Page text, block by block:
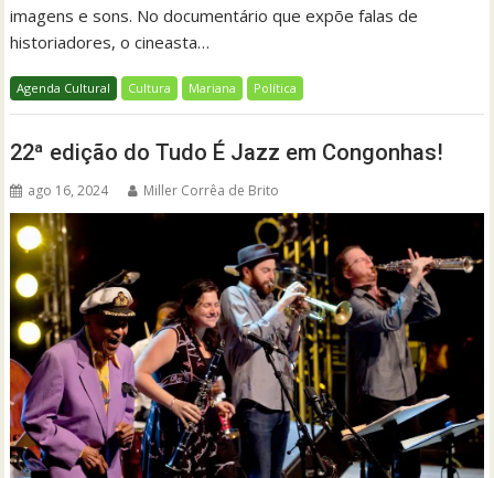
imagens e sons. No documentário que expõe falas de
historiadores, o cineasta…
Agenda Cultural Cultura Mariana Política
22ª edição do Tudo É Jazz em Congonhas!
ago 16, 2024 Miller Corrêa de Brito